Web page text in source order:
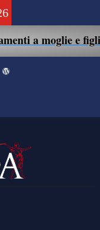
a moglie e figlio: